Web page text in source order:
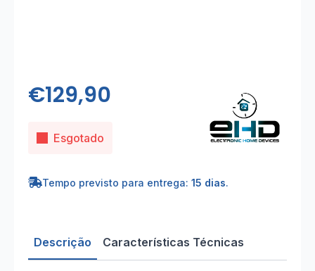
€129,90
Esgotado
Tempo previsto para entrega: 15 dias.
Descrição Características Técnicas